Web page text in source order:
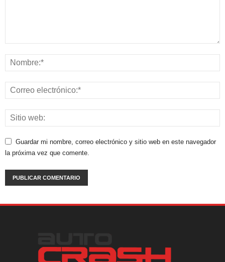
Guardar mi nombre, correo electrónico y sitio web en este navegador
la próxima vez que comente.